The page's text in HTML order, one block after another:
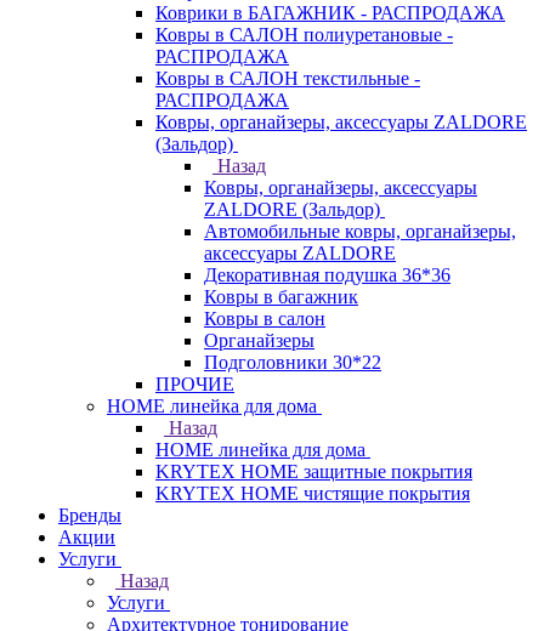
Коврики в БАГАЖНИК - РАСПРОДАЖА
Ковры в САЛОН полиуретановые -
РАСПРОДАЖА
Ковры в САЛОН текстильные -
РАСПРОДАЖА
Ковры, органайзеры, аксессуары ZALDORE
(Зальдор)
Назад
Ковры, органайзеры, аксессуары
ZALDORE (Зальдор)
Автомобильные ковры, органайзеры,
аксессуары ZALDORE
Декоративная подушка 36*36
Ковры в багажник
Ковры в салон
Органайзеры
Подголовники 30*22
ПРОЧИЕ
HOME линейка для дома
Назад
HOME линейка для дома
KRYTEX HOME защитные покрытия
KRYTEX HOME чистящие покрытия
Бренды
Акции
Услуги
Назад
Услуги
Архитектурное тонирование